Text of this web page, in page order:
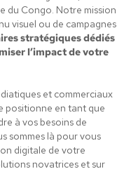
du Congo. Notre mission
visuel ou de campagnes
stratégiques dédiés
l’impact de votre
et commerciaux
positionne en tant que
à vos besoins de
sommes là pour vous
digitale de votre
novatrices et sur